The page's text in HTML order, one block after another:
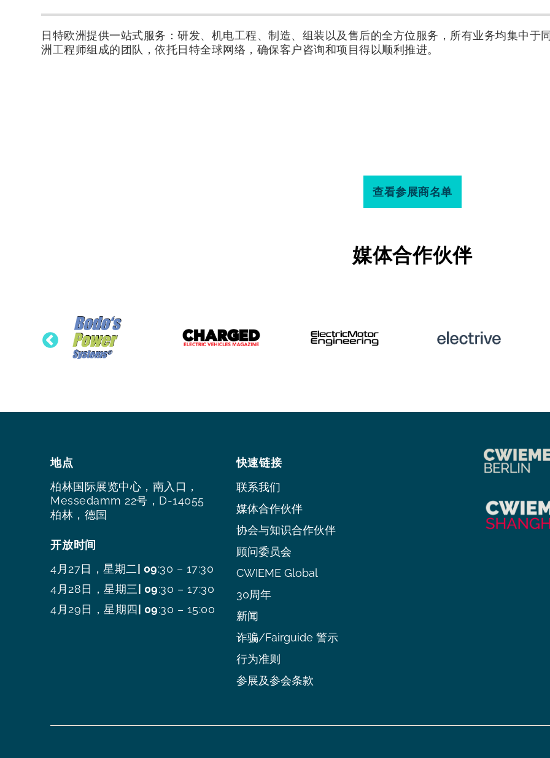
日特欧洲提供一站式服务：研发、机电工程、制造、组装以及售后的全方位服务，所有业务均集中于
洲工程师组成的团队，依托日特全球网络，确保客户咨询和项目得以顺利推进。
查看参展商名单
媒体合作伙伴
地点
柏林国际展览中心，南入口，
Messedamm 22号，D-14055
柏林，德国
开放时间
4月27日，星期二 | 09:30 – 17:30
4月28日，星期三 | 09:30 – 17:30
4月29日，星期四 | 09:30 – 15:00
快速链接
联系我们
媒体合作伙伴
协会与知识合作伙伴
顾问委员会
CWIEME Global
30周年
新闻
诈骗/Fairguide 警示
行为准则
参展及参会条款